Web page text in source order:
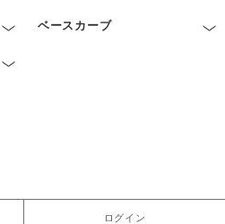
ベースカーブ
ログイン